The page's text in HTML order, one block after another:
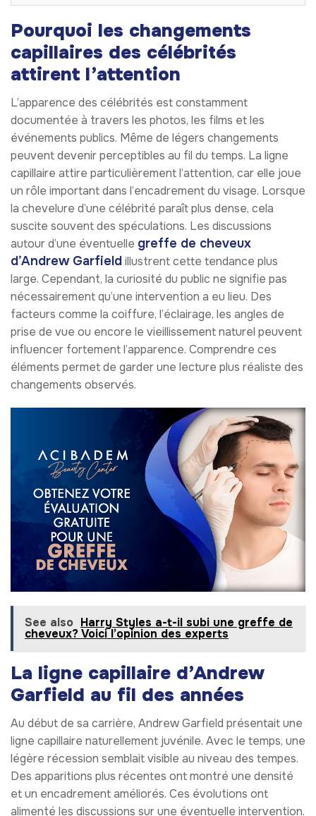
Pourquoi les changements
capillaires des célébrités
attirent l’attention
L’apparence des célébrités est constamment
documentée à travers les photos, les films et les
événements publics. Même de légers changements
peuvent devenir perceptibles au fil du temps. La ligne
capillaire attire particulièrement l’attention, car elle joue
un rôle important dans l’encadrement du visage. Lorsque
la chevelure d’une célébrité paraît plus dense, cela
suscite souvent des spéculations. Les discussions
autour d’une éventuelle greffe de cheveux
d’Andrew Garfieldillustrent cette tendance plus
large. Cependant, la curiosité du public ne signifie pas
nécessairement qu’une intervention a eu lieu. Des
facteurs comme la coiffure, l’éclairage, les angles de
prise de vue ou encore le vieillissement naturel peuvent
influencer fortement l’apparence. Comprendre ces
éléments permet de garder une lecture plus réaliste des
changements observés.
See also Harry Styles a-t-il subi une greffe de
cheveux? Voici l’opinion des experts
La ligne capillaire d’Andrew
Garfield au fil des années
Au début de sa carrière, Andrew Garfield présentait une
ligne capillaire naturellement juvénile. Avec le temps, une
légère récession semblait visible au niveau des tempes.
Des apparitions plus récentes ont montré une densité
et un encadrement améliorés. Ces évolutions ont
alimenté les discussions sur une éventuelle intervention.